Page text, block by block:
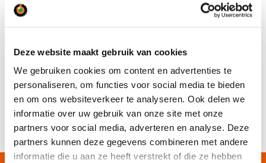
Deze website maakt gebruik van cookies
We gebruiken cookies om content en advertenties te
personaliseren, om functies voor social media te bieden
en om ons websiteverkeer te analyseren. Ook delen we
informatie over uw gebruik van onze site met onze
partners voor social media, adverteren en analyse. Deze
partners kunnen deze gegevens combineren met andere
informatie die u aan ze heeft verstrekt of die ze hebben
CONTACT